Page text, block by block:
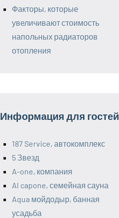
Факторы, которые
увеличивают стоимость
напольных радиаторов
отопления
Информация для гостей
187 Service, автокомплекс
5 Звезд
A-one, компания
Al capone, семейная сауна
Aqua мойдодыр, банная
усадьба